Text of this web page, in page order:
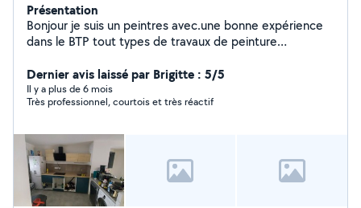
Présentation
Bonjour je suis un peintres avec.une bonne expérience
dans le BTP tout types de travaux de peinture
votre disposition
Dernier avis laissé par Brigitte : 5/5
Il y a plus de 6 mois
Très professionnel, courtois et très réactif